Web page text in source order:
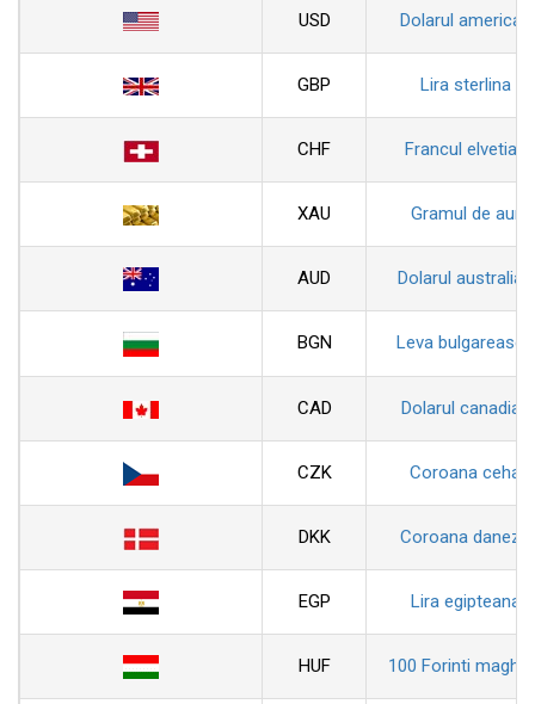
USD Dolarul american
GBP Lira sterlina
CHF Francul elvetian
XAU Gramul de aur
AUD Dolarul australian
BGN Leva bulgareasca
CAD Dolarul canadian
CZK Coroana ceha
DKK Coroana daneza
EGP Lira egipteana
HUF 100 Forinti